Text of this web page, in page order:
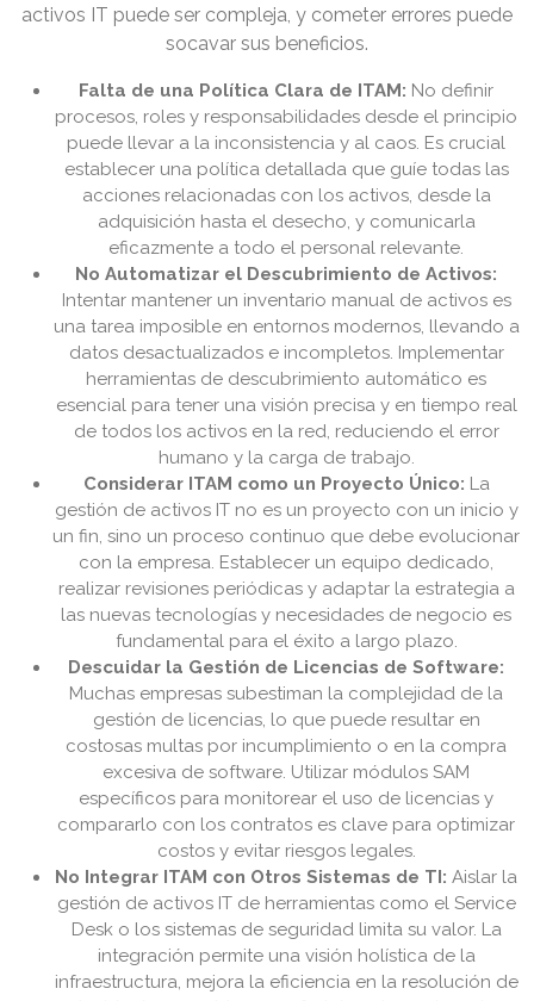
activos IT puede ser compleja, y cometer errores puede
socavar sus beneficios.
Falta de una Política Clara de ITAM: No definir
procesos, roles y responsabilidades desde el principio
puede llevar a la inconsistencia y al caos. Es crucial
establecer una política detallada que guíe todas las
acciones relacionadas con los activos, desde la
adquisición hasta el desecho, y comunicarla
eficazmente a todo el personal relevante.
No Automatizar el Descubrimiento de Activos:
Intentar mantener un inventario manual de activos es
una tarea imposible en entornos modernos, llevando a
datos desactualizados e incompletos. Implementar
herramientas de descubrimiento automático es
esencial para tener una visión precisa y en tiempo real
de todos los activos en la red, reduciendo el error
humano y la carga de trabajo.
Considerar ITAM como un Proyecto Único: La
gestión de activos IT no es un proyecto con un inicio y
un fin, sino un proceso continuo que debe evolucionar
con la empresa. Establecer un equipo dedicado,
realizar revisiones periódicas y adaptar la estrategia a
las nuevas tecnologías y necesidades de negocio es
fundamental para el éxito a largo plazo.
Descuidar la Gestión de Licencias de Software:
Muchas empresas subestiman la complejidad de la
gestión de licencias, lo que puede resultar en
costosas multas por incumplimiento o en la compra
excesiva de software. Utilizar módulos SAM
específicos para monitorear el uso de licencias y
compararlo con los contratos es clave para optimizar
costos y evitar riesgos legales.
No Integrar ITAM con Otros Sistemas de TI: Aislar la
gestión de activos IT de herramientas como el Service
Desk o los sistemas de seguridad limita su valor. La
integración permite una visión holística de la
infraestructura, mejora la eficiencia en la resolución de